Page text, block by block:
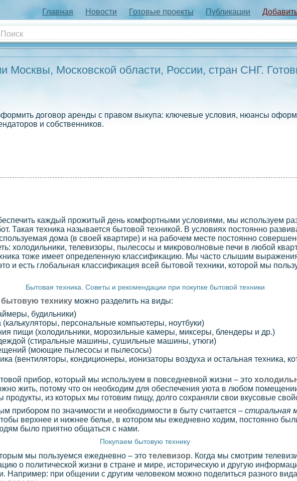
Главная Новости Готовые проекты Публикации
Москвы, Московской области, России, стран СНГ.
договор аренды с правом выкупа: ключевые условия, нюансы
и собственников.
каждый прожитый день комфортными условиями, мы используем
Такая техника называется бытовой техникой. В условиях постоянно
дома (в своей квартире) и на рабочем месте постоянно
холодильники, телевизоры, пылесосы и микроволновые печи в любой
тоже имеет определенную классификацию. Мы часто слышим
и есть глобальная классификация всей бытовой техники, которой мы
Бытовая техника. Советы и рекомендации при покупке бытовой техники
бытовую технику можно разделить на виды:
будильники)
(калькуляторы, персональные компьютеры, ноутбуки)
пищи (холодильники, морозильные камеры, миксеры, блендеры и др.)
(стиральные машины, сушильные машины, утюги)
(моющие пылесосы и пылесосы)
(вентиляторы, кондиционеры, ионизаторы воздуха и остальная техника,
прибор, который мы используем в повседневной жизни – это
жить, потому что он необходим для обеспечения уюта в любом
продукты, из которых мы готовим пищу, долго сохраняли свои вкусовые
прибором по значимости и необходимости в быту считается – стиральная
верхнее и нижнее белье, в котором мы ежедневно ходим, постоянно
было приятно общаться с нами.
Покупаем бытовую технику
мы пользуемся ежедневно – это телевизор. Когда мы смотрим
о политической жизни в стране и мире, историческую и другую
Например: при общении с другим человеком можно поделиться разного